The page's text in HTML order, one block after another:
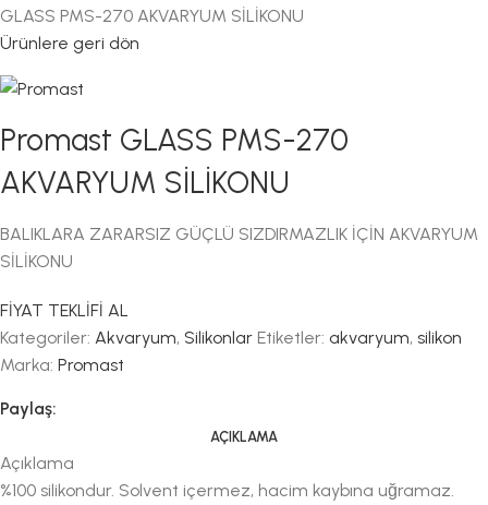
GLASS PMS-270 AKVARYUM SİLİKONU
Ürünlere geri dön
Promast GLASS PMS-270
AKVARYUM SİLİKONU
BALIKLARA ZARARSIZ GÜÇLÜ SIZDIRMAZLIK İÇİN AKVARYUM
SİLİKONU
FİYAT TEKLİFİ AL
Kategoriler: Akvaryum, Silikonlar Etiketler: akvaryum, silikon
Marka: Promast
Paylaş:
AÇIKLAMA
Açıklama
%100 silikondur. Solvent içermez, hacim kaybına uğramaz.